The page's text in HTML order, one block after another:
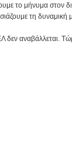
το μήνυμα στον
τη δυναμική
δεν αναβάλλεται.